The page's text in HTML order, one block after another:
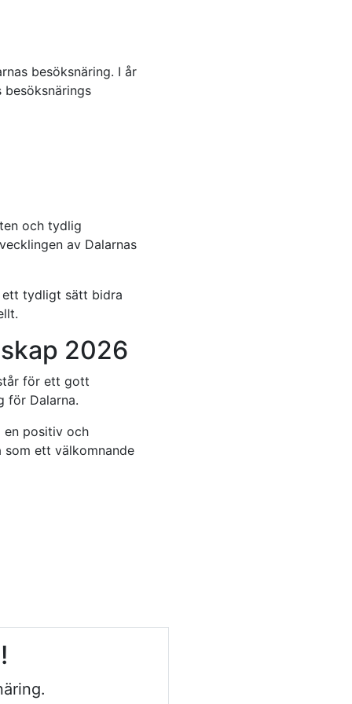
besöksnäring. I år
och tydlig
av Dalarnas
ett tydligt sätt bidra
2026
för ett gott
för Dalarna.
en positiv och
ett välkomnande